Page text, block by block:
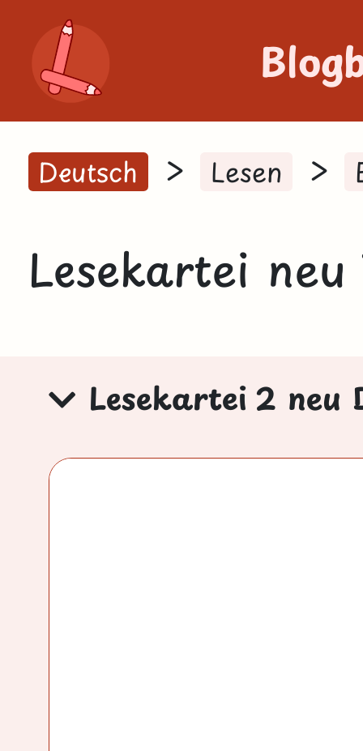
Deutsch > Lesen >
Lesekartei
Lesekartei 2 neu